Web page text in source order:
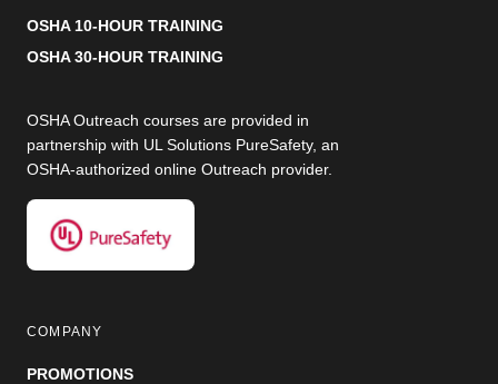
OSHA 10-HOUR TRAINING
OSHA 30-HOUR TRAINING
OSHA Outreach courses are provided in
partnership with UL Solutions PureSafety, an
OSHA-authorized online Outreach provider.
COMPANY
PROMOTIONS